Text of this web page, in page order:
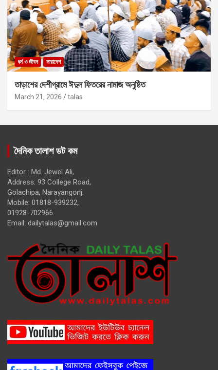
ধর্ম ও জীবন সারাদেশ
তাড়াশের দেশীগ্রামে ঈদুল ফিতরের নামাজ অনুষ্ঠিত
March 21, 2026 talas
দৈনিক তালাশ ডট কম
Editor : Md. Jewel Ali,
Address: 93 College Road,
Golachipa, Narayangonj.
Mobile: 01818-939232,
01928-702966.
Email: dailytalas@gmail.com